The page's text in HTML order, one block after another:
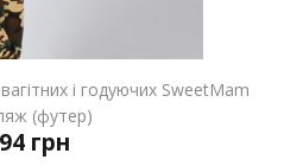
і годуючих SweetMam
(футер)
грн